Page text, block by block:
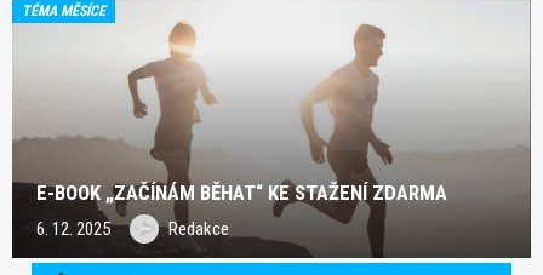
TÉMA MĚSÍCE
E-BOOK „ZAČÍNÁM BĚHAT“ KE STAŽENÍ ZDARMA
6. 12. 2025 Redakce